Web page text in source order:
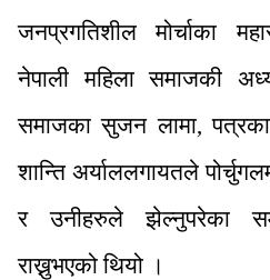
जनप्रगतिशील मोर्चाका
नेपाली महिला समाजकी
समाजका सुजन लामा,
शान्ति अर्याललगायतले
र उनीहरुले झेल्नुपरेका
राख्नुभएको थियो ।